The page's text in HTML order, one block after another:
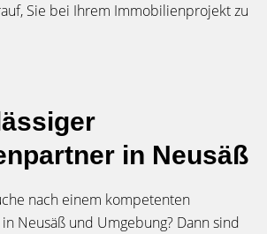
Sie bei Ihrem Immobilienprojekt zu
in Neusäß
nach einem kompetenten
Neusäß und Umgebung? Dann sind